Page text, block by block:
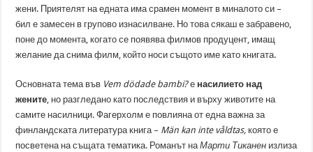
жени. Приятелят на едната има срамен момент в миналото си –
бил е замесен в групово изнасилване. Но това сякаш е забравено,
поне до момента, когато се появява филмов продуцент, имащ
желание да снима филм, който носи същото име като книгата.
Основната тема във Vem dödade bambi?е насилието над
жените, но разгледано като последствия и върху животите на
самите насилници. Фагерхолм е повлияна от една важна за
финландската литература книга – Män kan inte våldtas,която е
посветена на същата тематика. Романът наМарти Тиканен излиза